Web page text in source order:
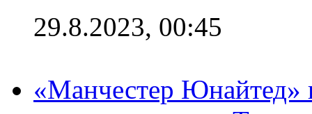
29.8.2023, 00:45
«Манчестер Юнайтед»